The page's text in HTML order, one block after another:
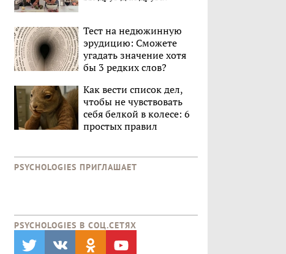
Тест на недюжинную
эрудицию: Сможете
угадать значение хотя
бы 3 редких слов?
Как вести список дел,
чтобы не чувствовать
себя белкой в колесе: 6
простых правил
PSYCHOLOGIES ПРИГЛАШАЕТ
PSYCHOLOGIES В CОЦ.СЕТЯХ